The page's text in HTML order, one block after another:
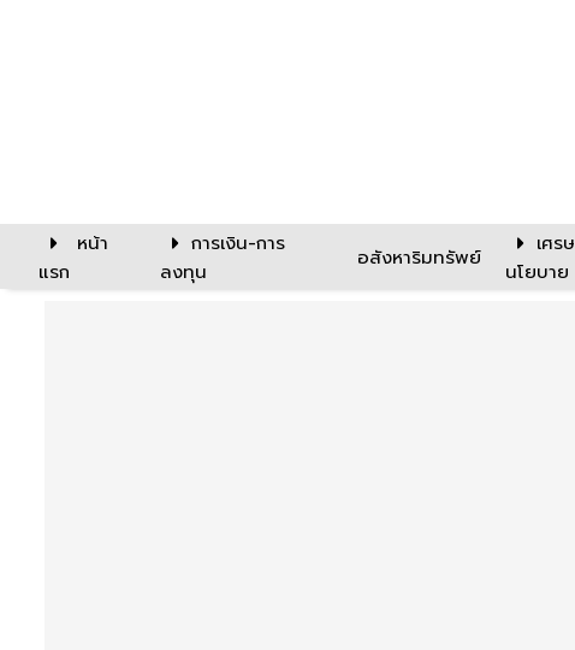
หน้า
แรก
การเงิน-การ
ลงทุน
อสังหาริมทรัพย์
เศร
นโยบาย